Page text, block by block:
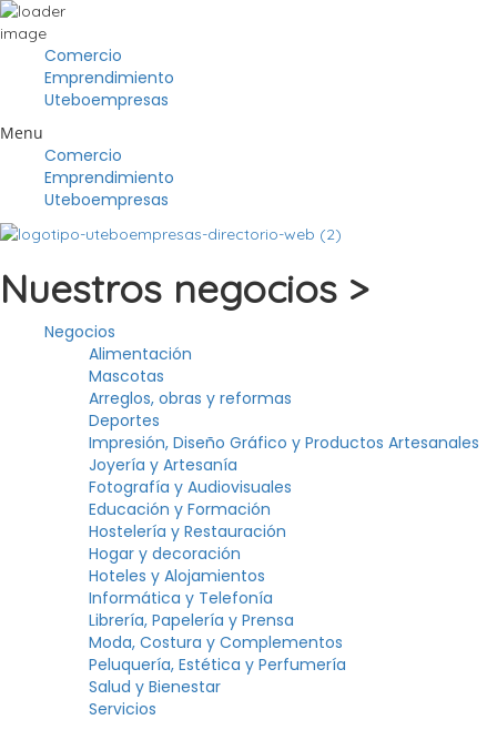
Comercio
Emprendimiento
Uteboempresas
Menu
Comercio
Emprendimiento
Uteboempresas
Nuestros negocios >
Negocios
Alimentación
Mascotas
Arreglos, obras y reformas
Deportes
Impresión, Diseño Gráfico y Productos Artesanales
Joyería y Artesanía
Fotografía y Audiovisuales
Educación y Formación
Hostelería y Restauración
Hogar y decoración
Hoteles y Alojamientos
Informática y Telefonía
Librería, Papelería y Prensa
Moda, Costura y Complementos
Peluquería, Estética y Perfumería
Salud y Bienestar
Servicios